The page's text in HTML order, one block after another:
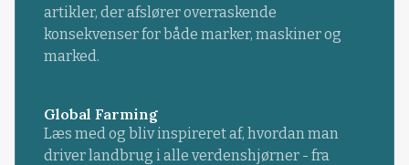
artikler, der afslører overraskende
konsekvenser for både marker, maskiner og
marked.
Global Farming
Læs med og bliv inspireret af, hvordan man
driver landbrug i alle verdenshjørner - fra